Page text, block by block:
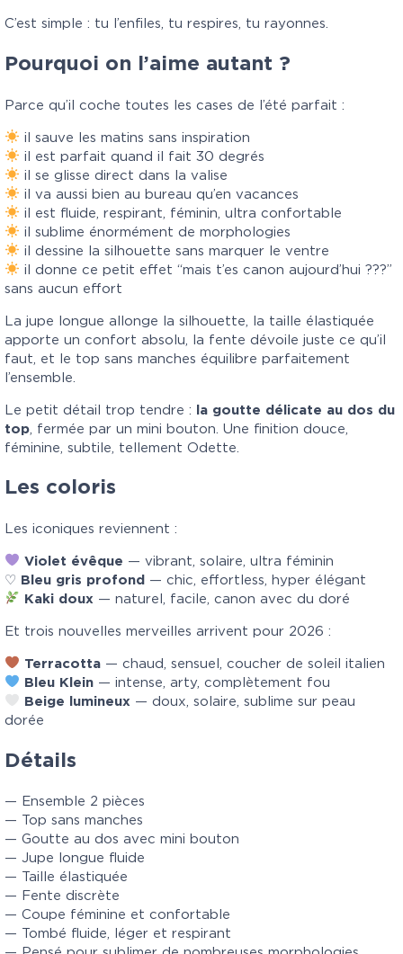
C’est simple : tu l’enfiles, tu respires, tu rayonnes.
Pourquoi on l’aime autant ?
Parce qu’il coche toutes les cases de l’été parfait :
il sauve les matins sans inspiration
il est parfait quand il fait 30 degrés
il se glisse direct dans la valise
il va aussi bien au bureau qu’en vacances
il est fluide, respirant, féminin, ultra confortable
il sublime énormément de morphologies
il dessine la silhouette sans marquer le ventre
il donne ce petit effet “mais t’es canon aujourd’hui ???”
sans aucun effort
La jupe longue allonge la silhouette, la taille élastiquée
apporte un confort absolu, la fente dévoile juste ce qu’il
faut, et le top sans manches équilibre parfaitement
l’ensemble.
Le petit détail trop tendre :
la goutte délicate au dos du
top , fermée par un mini bouton. Une finition douce,
féminine, subtile, tellement Odette.
Les coloris
Les iconiques reviennent :
Violet évêque — vibrant, solaire, ultra féminin
♡ Bleu gris profond — chic, effortless, hyper élégant
Kaki doux — naturel, facile, canon avec du doré
Et trois nouvelles merveilles arrivent pour 2026 :
Terracotta — chaud, sensuel, coucher de soleil italien
Bleu Klein — intense, arty, complètement fou
Beige lumineux — doux, solaire, sublime sur peau
dorée
Détails
— Ensemble 2 pièces
— Top sans manches
— Goutte au dos avec mini bouton
— Jupe longue fluide
— Taille élastiquée
— Fente discrète
— Coupe féminine et confortable
— Tombé fluide, léger et respirant